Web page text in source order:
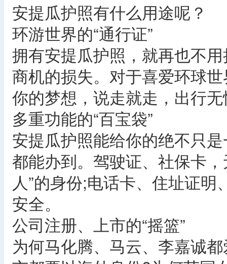
安提瓜护照有什么用途呢？
环游世界的“通行证”
拥有安提瓜护照，就再也不
商机的损失。对于喜爱环球
你的梦想，说走就走，出行
多重功能的“百宝袋”
安提瓜护照能给你的绝不只
都能办到。驾驶证、社保卡
人”的身份;电话卡、住址证
安全。
公司注册、上市的“摇篮”
为何马化腾、马云、李嘉诚